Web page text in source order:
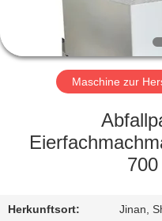
ÜBER
UNS
TOUR
Maschine zur
Herkunftsort: Jinan,